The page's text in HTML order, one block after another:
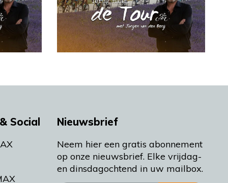
Social Nieuwsbrief
Neem hier een gratis abonnement
op onze nieuwsbrief. Elke vrijdag-
en dinsdagochtend in uw mailbox.